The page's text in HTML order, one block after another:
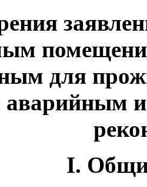
для
аварийным
I.